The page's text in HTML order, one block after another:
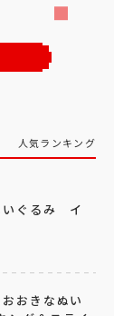
人気ランキング
いぐるみ イ
おきなぬい